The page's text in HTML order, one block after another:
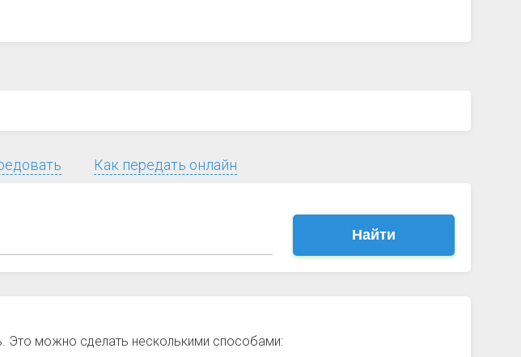
Как передать онлайн
Найти
Это можно сделать несколькими способами: